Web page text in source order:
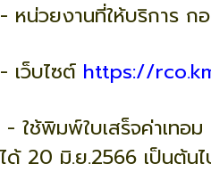
- หน่วยงานที่ให้บริการ ก
- เว็บไซต์ https://
- ใช้พิมพ์ใบเสร็จค่าเทอ
ได้ 20 มิ.ย.2566 เป็นต้น